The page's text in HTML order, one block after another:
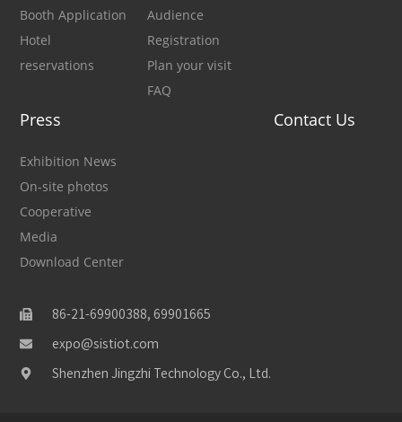
Booth Application
Hotel
reservations
Audience
Registration
Plan your visit
FAQ
Press
Exhibition News
On-site photos
Cooperative
Media
Download Center
Contact Us
86-21-69900388, 69901665
expo@sistiot.com
Shenzhen Jingzhi Technology Co., Ltd.